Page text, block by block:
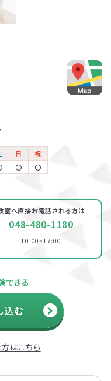
ビス
い合わせ
トマップ
日
祝
〇 〇
室へ直接お電話される方は
048-480-1180
10:00~17:00
できる
込む
はこちら
づくサービスで、児童
「障害児通所支援」の
小学校など、お子さまが
けのサービス「ペアレ
供しています。ペアレ
を軽減し、自分もお子さ
。